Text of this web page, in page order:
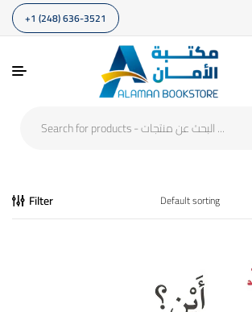
+1 (248) 636-3521
Filter